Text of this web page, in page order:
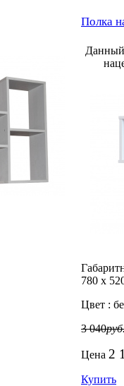
Полка
Данный
780 х
Цвет :
3 040
Цена 2
Купить